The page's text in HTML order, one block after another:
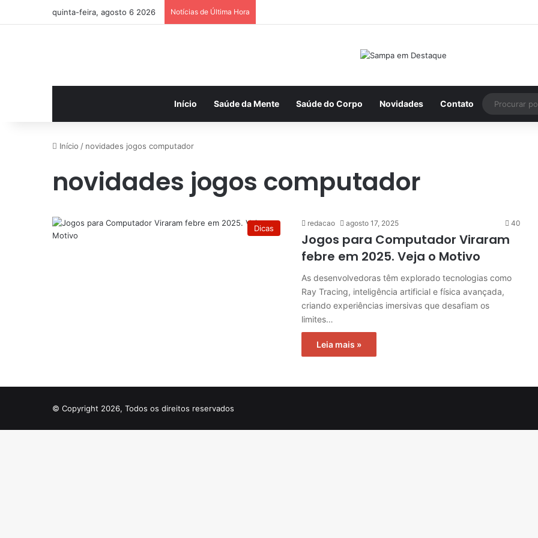
quinta-feira, agosto 6 2026 Notícias de Última Hora
Início Saúde da Mente Saúde do Corpo Novidades Contato
Início / novidades jogos computador
novidades jogos computador
Dicas
redacao agosto 17, 2025 40
Jogos para Computador Viraram
febre em 2025. Veja o Motivo
As desenvolvedoras têm explorado tecnologias como
Ray Tracing, inteligência artificial e física avançada,
criando experiências imersivas que desafiam os
limites…
Leia mais »
© Copyright 2026, Todos os direitos reservados